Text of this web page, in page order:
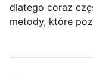
dlatego coraz
metody, które